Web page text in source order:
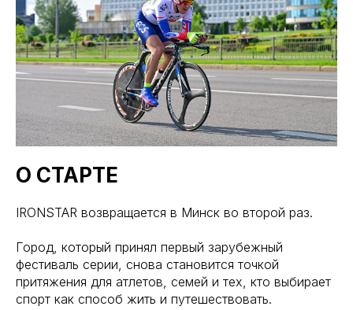
О СТАРТЕ
IRONSTAR возвращается в Минск во второй раз.
Город, который принял первый зарубежный
фестиваль серии, снова становится точкой
притяжения для атлетов, семей и тех, кто выбирает
спорт как способ жить и путешествовать.